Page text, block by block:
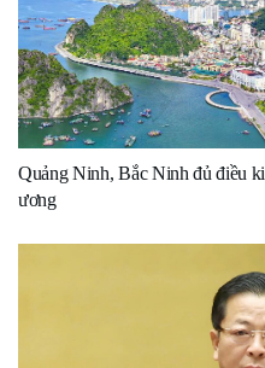
Quảng Ninh, Bắc Ninh đủ điều
ương